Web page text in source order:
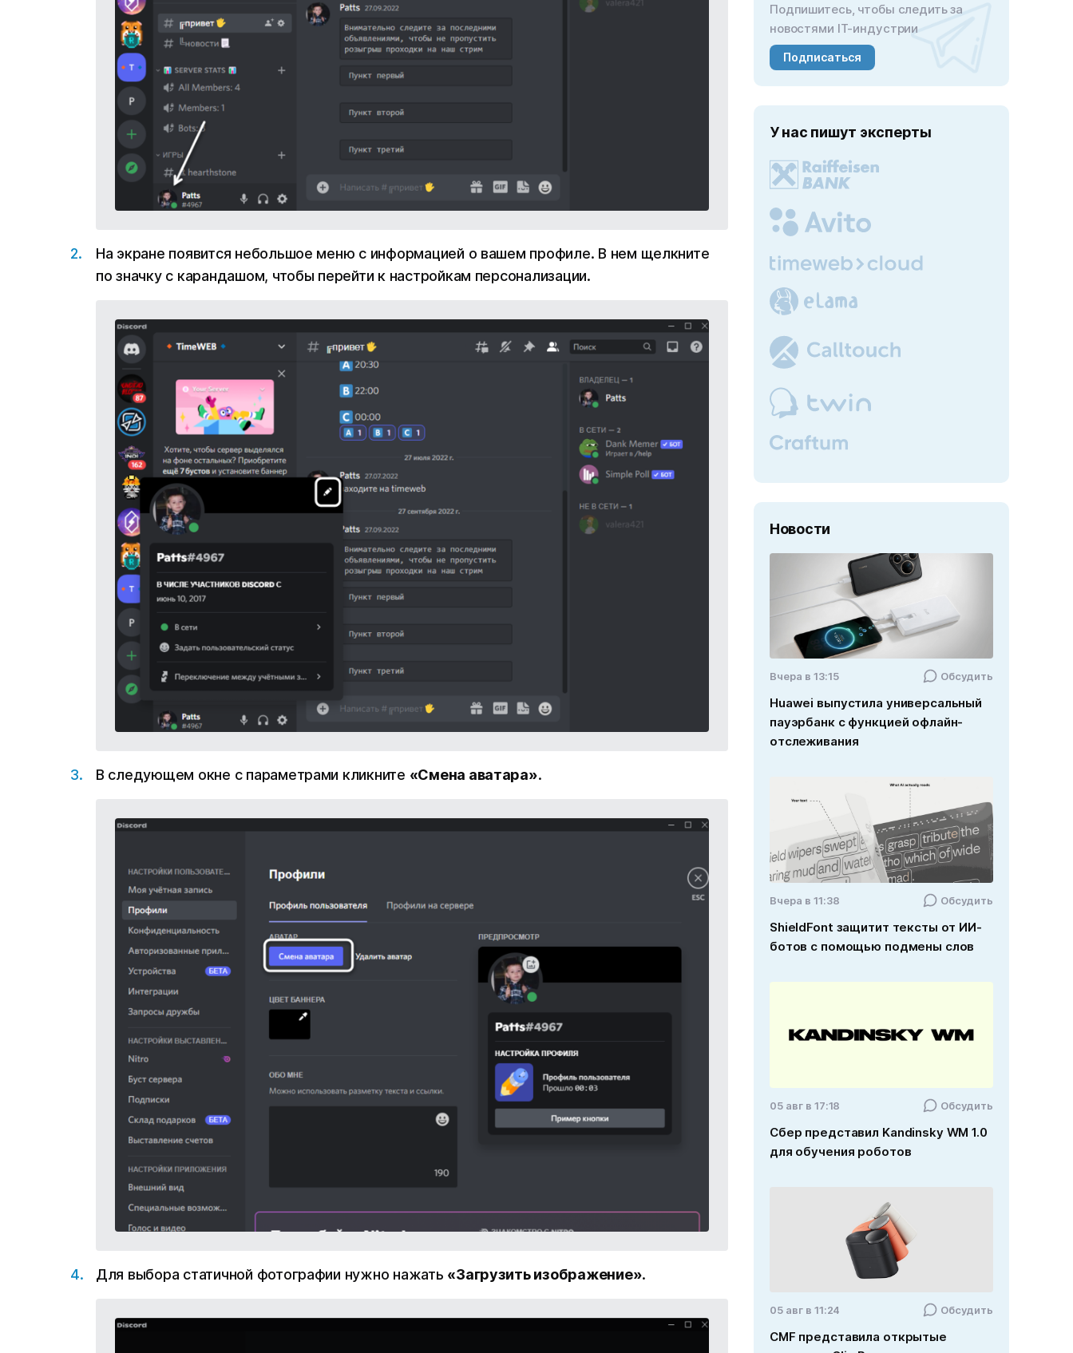
На экране появится небольшое меню с информацией о вашем профиле. В нем щелкните
по значку с карандашом, чтобы перейти к настройкам персонализации.
В следующем окне с параметрами кликните «Смена аватара».
Для выбора статичной фотографии нужно нажать «Загрузить изображение».
Подпишитесь, чтобы следить за
новостями IT-индустрии
Подписаться
У нас пишут эксперты
Новости
Вчера в 13:15 Обсудить
Huawei выпустила универсальный
пауэрбанк с функцией офлайн-
отслеживания
Вчера в 11:38 Обсудить
ShieldFont защитит тексты от ИИ-
ботов с помощью подмены слов
05 авг в 17:18 Обсудить
Сбер представил Kandinsky WM 1.0
для обучения роботов
05 авг в 11:24 Обсудить
CMF представила открытые